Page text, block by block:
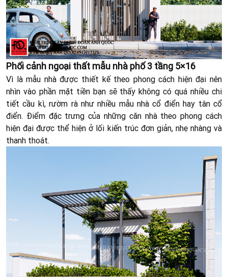
Phối cảnh ngoại thất mẫu nhà phố 3 tầng 5×16
Vì là mẫu nhà được thiết kế theo phong cách hiện đại nên
nhìn vào phần mặt tiền bạn sẽ thấy không có quá nhiều chi
tiết cầu kì, rườm rà như nhiều mẫu nhà cổ điểnhay tân cổ
điển. Điểm đặc trưng của những căn nhà theo phong cách
hiện đại được thể hiện ở lối kiến trúc đơn giản, nhẹ nhàng và
thanh thoát.